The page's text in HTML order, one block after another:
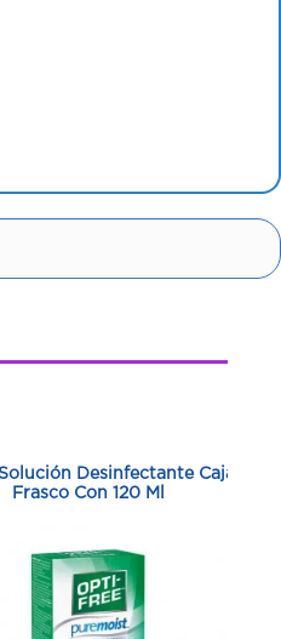
Desinfectante Caja Con
Frasco Con 120 Ml